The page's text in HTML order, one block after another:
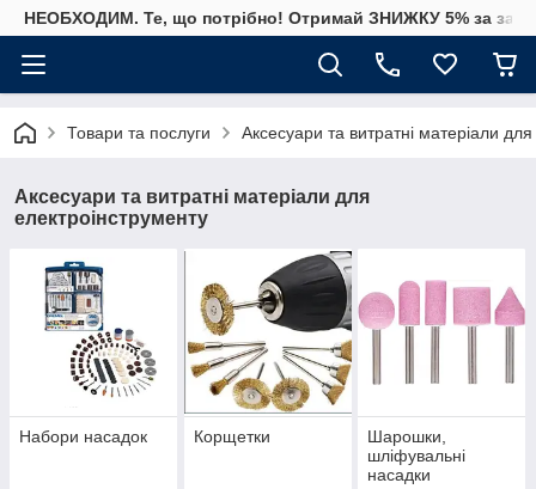
НЕОБХОДИМ. Те, що потрібно! Отримай ЗНИЖКУ 5% за
Товари та послуги Аксесуари та витратні матеріали
Аксесуари та витратні матеріали для
електроінструменту
Набори насадок Корщетки
Шарошки,
шліфувальні
насадки